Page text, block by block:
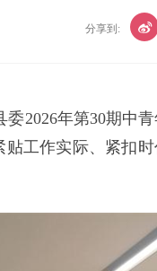
分享到:
2026年第30期中
贴工作实际、紧扣